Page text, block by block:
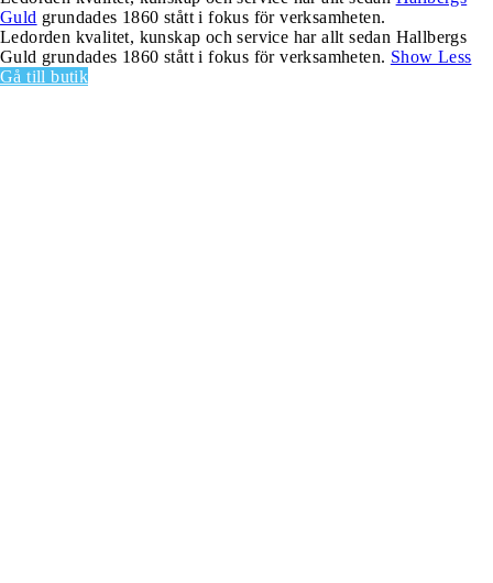
Guld grundades 1860 stått i fokus för verksamheten.
Ledorden kvalitet, kunskap och service har allt sedan Hallbergs
Guld grundades 1860 stått i fokus för verksamheten. Show Less
Gå till butik